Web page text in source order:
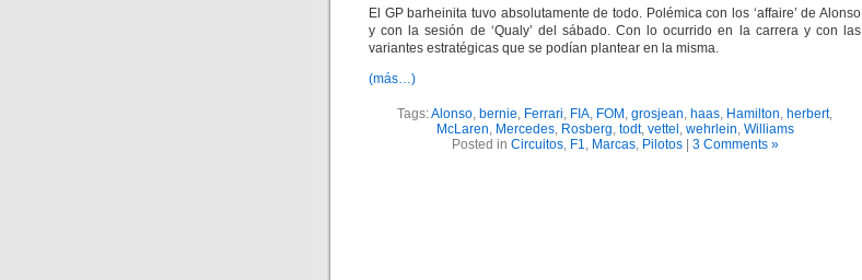
El GP barheinita tuvo absolutamente de todo. Polémica con los ‘affaire’ de Alonso
y con la sesión de ‘Qualy’ del sábado. Con lo ocurrido en la carrera y con las
variantes estratégicas que se podían plantear en la misma.
(más…)
Tags:Alonso, bernie, Ferrari, FIA, FOM , grosjean, haas, Hamilton, herbert,
McLaren, Mercedes, Rosberg, todt, vettel , wehrlein, Williams
Posted in Circuitos, F1, Marcas, Pilotos| 3 Comments »